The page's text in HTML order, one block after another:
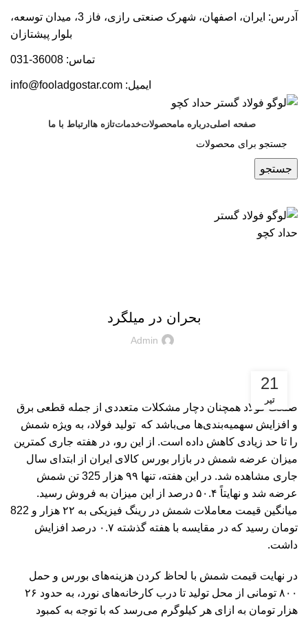
آدرس: ایران، اصفهان، شهرک صنعتی رازی، فاز 3، میدان توسعه،
بلوار پیشتازان
تماس: 36008-031
ایمیل: info@fooladgostar.com
صفحه اصلیدرباره مامحصولاتخدماتتازه ها ارتباط با ما
جستجو
بحران در میلگرد
Admin
21
تیر
صنعت فولاد همچنان دچار مشکلات متعددی از جمله قطعی برق
و افزایش سهمیه‌بندی‌ها می‌باشد که تولید فولاد، به ویژه شمش
را تا حد زیادی کاهش داده است. از این رو، در هفته جاری کمترین
میزان عرضه شمش در بازار بورس کالای ایران از ابتدای سال
جاری مشاهده شد. در این هفته، تنها ۹۹ هزار 325 تن شمش
عرضه شد و نهایتاً ۵۰.۴ درصد از این میزان به فروش رسید.
میانگین قیمت معاملات شمش در رینگ فیزیکی به ۲۲ هزار و 822
تومان رسید که در مقایسه با هفته گذشته ۰.۷ درصد افزایش
داشت.
در نهایت قیمت شمش با لحاظ کردن هزینه‌های بورس و حمل
۸۰۰ تومانی از محل تولید تا درب کارخانه‌های نورد، به حدود ۲۶
هزار تومان به ازای هر کیلوگرم می‌رسد که با توجه به کمبود